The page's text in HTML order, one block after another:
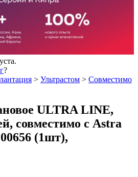
?
> Ультрастом > Совместимо
ULTRA LINE,
совместимо с Astra
(1шт),